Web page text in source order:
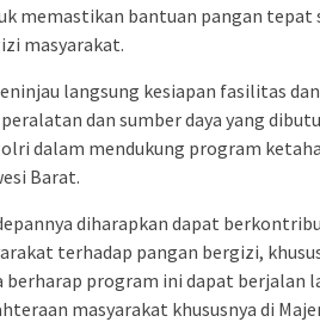
memastikan bantuan pangan tepat
masyarakat.
langsung kesiapan fasilitas
dan sumber daya yang
dalam mendukung program
Barat.
diharapkan dapat
terhadap pangan bergizi,
berharap program ini dapat berjalan
masyarakat khususnya di